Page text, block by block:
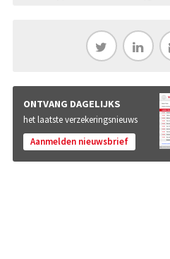
ONTVANG DAGELIJKS
het laatste verzekeringsnieuws
Aanmelden nieuwsbrief